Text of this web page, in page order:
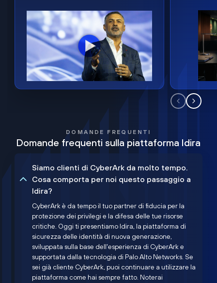
DOMANDE FREQUENTI
Domande frequenti sulla piattaforma Idira
Siamo clienti di CyberArk da molto tempo.
Cosa comporta per noi questo passaggio a
Idira?
CyberArk è da tempo il tuo partner di fiducia per la
protezione dei privilegi e la difesa delle tue risorse
critiche. Oggi ti presentiamo Idira, la piattaforma di
sicurezza delle identità di nuova generazione,
sviluppata sulla base dell'esperienza di CyberArk e
supportata dalla tecnologia di Palo Alto Networks. Se
sei già cliente CyberArk, puoi continuare a utilizzare la
piattaforma come hai sempre fatto. Noterai